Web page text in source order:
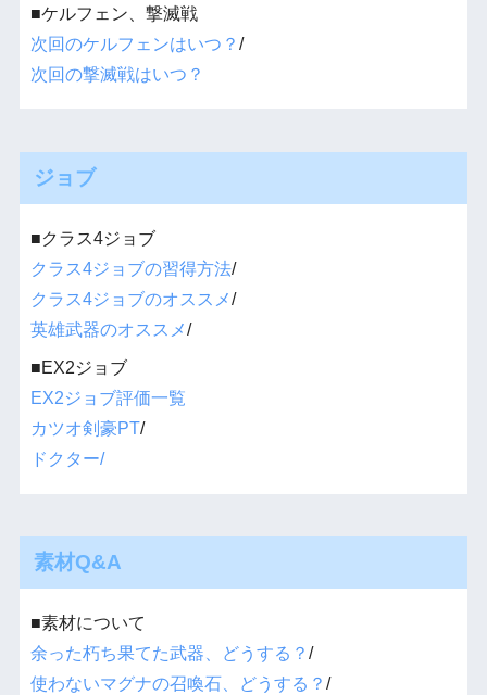
■ケルフェン、撃滅戦
次回のケルフェンはいつ？ /
次回の撃滅戦はいつ？
ジョブ
■クラス4ジョブ
クラス4ジョブの習得方法/
クラス4ジョブのオススメ/
英雄武器のオススメ/
■EX2ジョブ
EX2ジョブ評価一覧
カツオ剣豪PT/
ドクター/
素材Q&A
■素材について
余った朽ち果てた武器、どうする？ /
使わないマグナの召喚石、どうする？ /